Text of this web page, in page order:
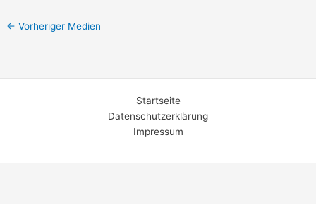
← Vorheriger Medien
Startseite
Datenschutzerklärung
Impressum